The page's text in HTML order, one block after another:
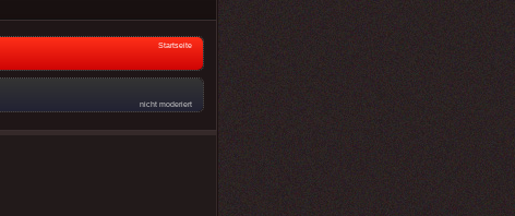
Startseite
nicht moderiert